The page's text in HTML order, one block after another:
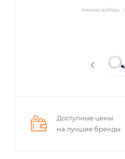
Доступные цены
на лучшие бренды